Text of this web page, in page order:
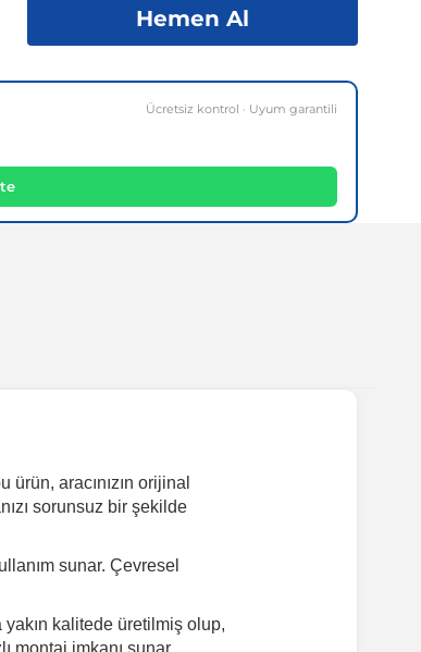
Hemen Al
Ücretsiz kontrol · Uyum garantili
aracınızın orijinal
sorunsuz bir şekilde
sunar. Çevresel
yakın kalitede üretilmiş olup,
montaj imkanı sunar.